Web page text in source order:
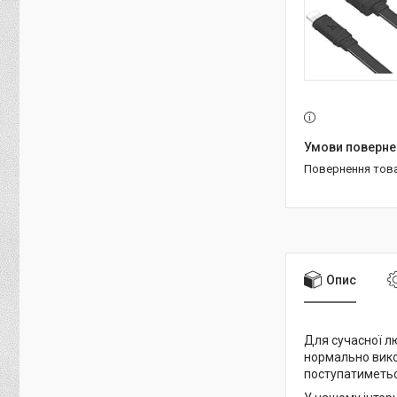
повернення
Опис
Для сучасної
нормально